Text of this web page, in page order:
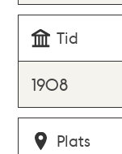
Tid
1908
Plats